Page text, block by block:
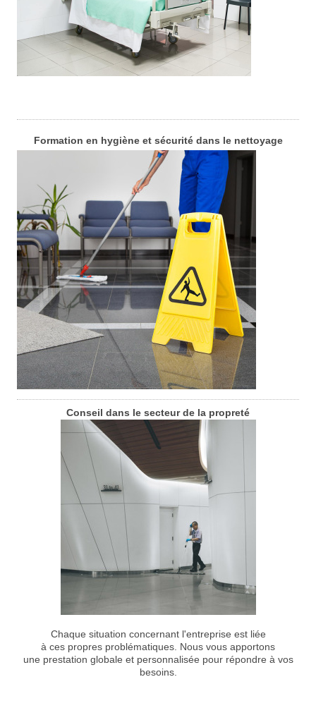
Formation en hygiène et sécurité dans le nettoyage
Conseil dans le secteur de la propreté
Chaque situation concernant l'entreprise est liée
à ces propres problématiques. Nous vous apportons
une prestation globale et personnalisée pour répondre à vos
besoins.